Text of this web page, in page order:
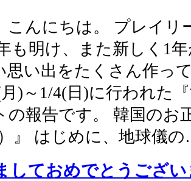
こんにちは。 プレイリ
も明け、また新しく1
思い出をたくさん作っ
)～1/4(日)に行われた
の報告です。 韓国のお
』 はじめに、地球儀
しておめでとうござい